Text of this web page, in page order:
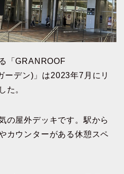
「GRANROOF
デン)」は2023年7月にリ
た。
の屋外デッキです。駅から
カウンターがある休憩スペ